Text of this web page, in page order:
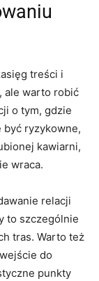
treści i
ale warto robić
o tym, gdzie
być ryzykowne,
kawiarni,
wraca.
relacji
to szczególnie
tras. Warto też
do
punkty